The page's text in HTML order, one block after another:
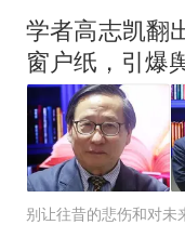
学者高志凯翻
窗户纸，引爆
别让往昔的悲伤和对未